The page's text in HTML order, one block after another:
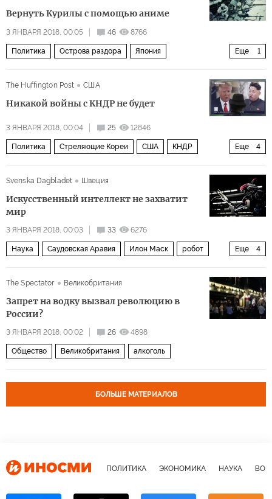
Вернуть Курилы с помощью аниме
3 ЯНВАРЯ 2018, 00:05 46 8766
Еще 1
Политика Острова раздора Япония
The Huffington Post
США
Никакой войны с КНДР не будет
3 ЯНВАРЯ 2018, 00:04 25 12846
Еще 4
Политика Стреляющие Кореи США КНДР
Svenska Dagbladet
Швеция
Искусственный интеллект не захватит
мир
3 ЯНВАРЯ 2018, 00:03 33 6276
Еще 4
Наука Саудовская Аравия Илон Маск робот
будущее
The Spectator Великобритания
Запрет на водку вызвал революцию в
России?
3 ЯНВАРЯ 2018, 00:02 26 4898
Общество Великобритания алкоголь
БОЛЬШЕ МАТЕРИАЛОВ
ПОЛИТИКА ЭКОНОМИКА НАУКА